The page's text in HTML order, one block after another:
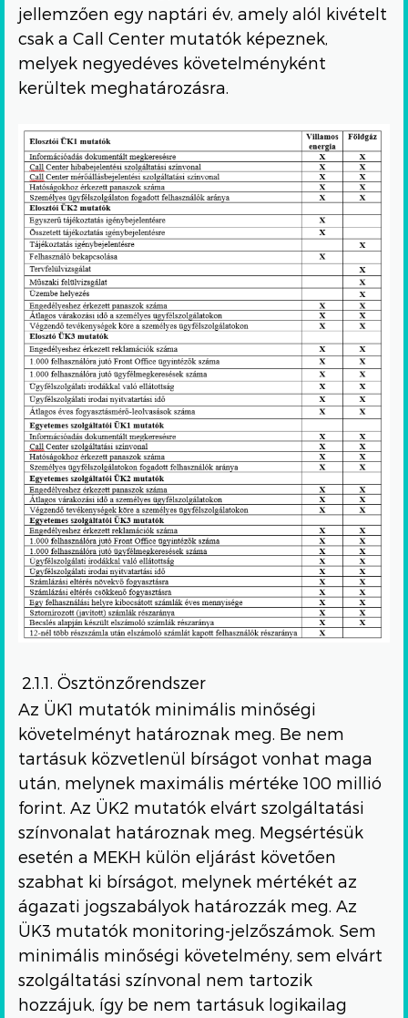
jellemzően egy naptári év, amely alól kivételt
csak a Call Center mutatók képeznek,
melyek negyedéves követelményként
kerültek meghatározásra.
2.1.1. Ösztönzőrendszer
Az ÜK1 mutatók minimális minőségi
követelményt határoznak meg. Be nem
tartásuk közvetlenül bírságot vonhat maga
után, melynek maximális mértéke 100 millió
forint. Az ÜK2 mutatók elvárt szolgáltatási
színvonalat határoznak meg. Megsértésük
esetén a MEKH külön eljárást követően
szabhat ki bírságot, melynek mértékét az
ágazati jogszabályok határozzák meg. Az
ÜK3 mutatók monitoring-jelzőszámok. Sem
minimális minőségi követelmény, sem elvárt
szolgáltatási színvonal nem tartozik
hozzájuk, így be nem tartásuk logikailag